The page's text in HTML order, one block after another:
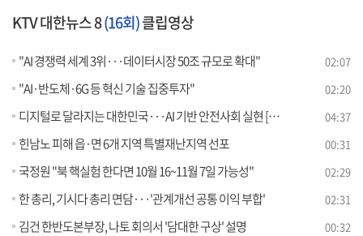
KTV 대한뉴스 8(16회)클립영상
"AI 경쟁력 세계 3위···데이터시장 50조 규모로 확대" 02:07
"AI·반도체·6G 등 혁신 기술 집중투자" 02:20
디지털로 달라지는 대한민국···AI 기반 안전사회 실현 [뉴스의 맥] 04:37
힌남노 피해 읍·면 6개 지역 특별재난지역 선포 00:31
국정원 "북 핵실험 한다면 10월 16~11월 7일 가능성" 02:29
한 총리, 기시다 총리 면담···'관계개선 공통 이익 부합' 02:31
김건 한반도본부장, 나토 회의서 '담대한 구상' 설명 00:32